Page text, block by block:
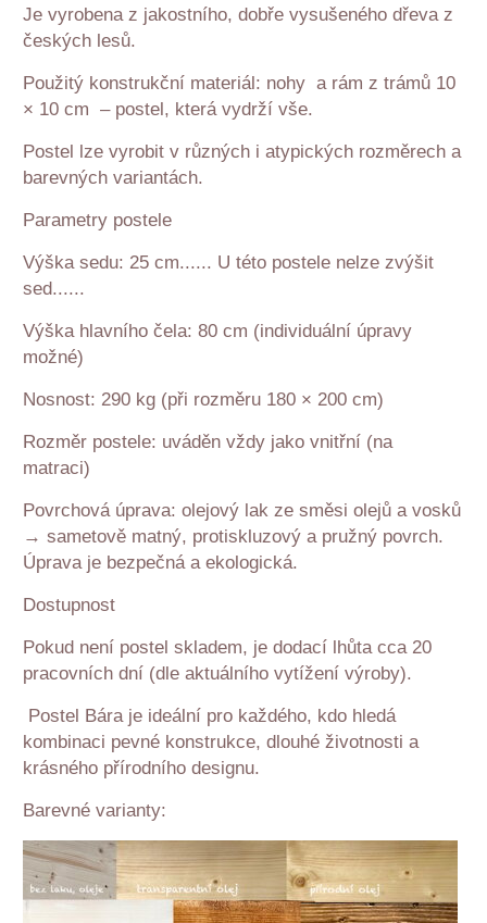
Je vyrobena z jakostního, dobře vysušeného dřeva z
českých lesů.
Použitý konstrukční materiál: nohy a rám z trámů 10
× 10 cm – postel, která vydrží vše.
Postel lze vyrobit v různých i atypických rozměrech a
barevných variantách.
Parametry postele
Výška sedu: 25 cm...... U této postele nelze zvýšit
sed......
Výška hlavního čela: 80 cm (individuální úpravy
možné)
Nosnost: 290 kg (při rozměru 180 × 200 cm)
Rozměr postele: uváděn vždy jako vnitřní (na
matraci)
Povrchová úprava: olejový lak ze směsi olejů a vosků
→ sametově matný, protiskluzový a pružný povrch.
Úprava je bezpečná a ekologická.
Dostupnost
Pokud není postel skladem, je dodací lhůta cca 20
pracovních dní (dle aktuálního vytížení výroby).
Postel Bára je ideální pro každého, kdo hledá
kombinaci pevné konstrukce, dlouhé životnosti a
krásného přírodního designu.
Barevné varianty: